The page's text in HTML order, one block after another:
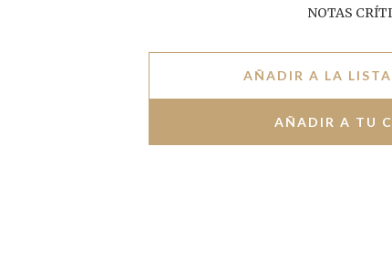
NOTAS
AÑADIR A LA LISTA